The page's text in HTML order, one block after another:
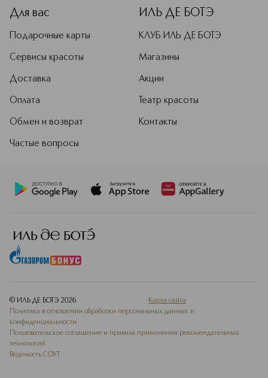
Для вас
Подарочные карты
Сервисы красоты
Доставка
Оплата
Обмен и возврат
Частые вопросы
ИЛЬ ДЕ БОТЭ
КЛУБ ИЛЬ ДЕ БОТЭ
Магазины
Акции
Театр красоты
Контакты
© ИЛЬ ДЕ БОТЭ 2026
Карта сайта
Политика в отношении обработки персональных данных и
конфиденциальности
Пользовательское соглашение и правила применения рекомендательных
технологий
Ведомость СОУТ